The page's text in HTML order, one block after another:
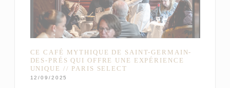
CE CAFÉ MYTHIQUE DE SAINT-GERMAIN-
DES-PRÉS QUI OFFRE UNE EXPÉRIENCE
UNIQUE // PARIS SELECT
12/09/2025